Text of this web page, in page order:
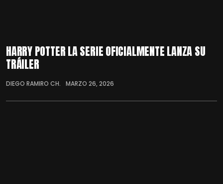
HARRY POTTER LA SERIE OFICIALMENTE LANZA SU
TRÁILER
DIEGO RAMIRO CH. MARZO 26, 2026